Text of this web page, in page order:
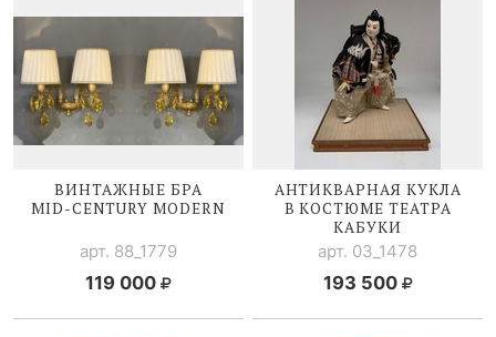
ВИНТАЖНЫЕ БРА
MID-CENTURY MODERN
арт. 88_1779
119 000
АНТИКВАРНАЯ КУКЛА
В КОСТЮМЕ ТЕАТРА
КАБУКИ
арт. 03_1478
193 500